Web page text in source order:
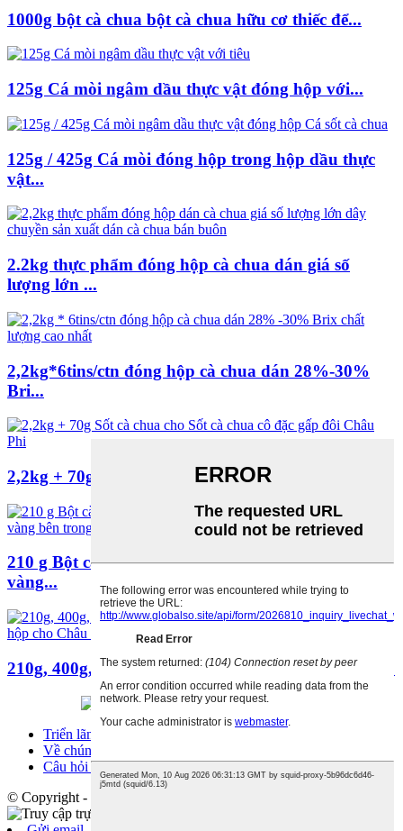
1000g bột cà chua bột cà chua hữu cơ thiếc để...
125g Cá mòi ngâm dầu thực vật đóng hộp với...
125g / 425g Cá mòi đóng hộp trong hộp dầu thực
vật...
2.2kg thực phẩm đóng hộp cà chua dán giá số
lượng lớn ...
2,2kg*6tins/ctn đóng hộp cà chua dán 28%-30%
Bri...
2,2kg + 70g Sốt cà chua dành cho Châu Phi...
210 g Bột cà chua đóng gói bằng thiếc với gốm
vàng...
210g, 400g, 800g cà chua đóng hộp 70g đóng hộp ...
Triển lãm
Về chúng tôi
Câu hỏi thường gặp
© Copyright - 2010-2023 : Mọi quyền được bảo lưu.